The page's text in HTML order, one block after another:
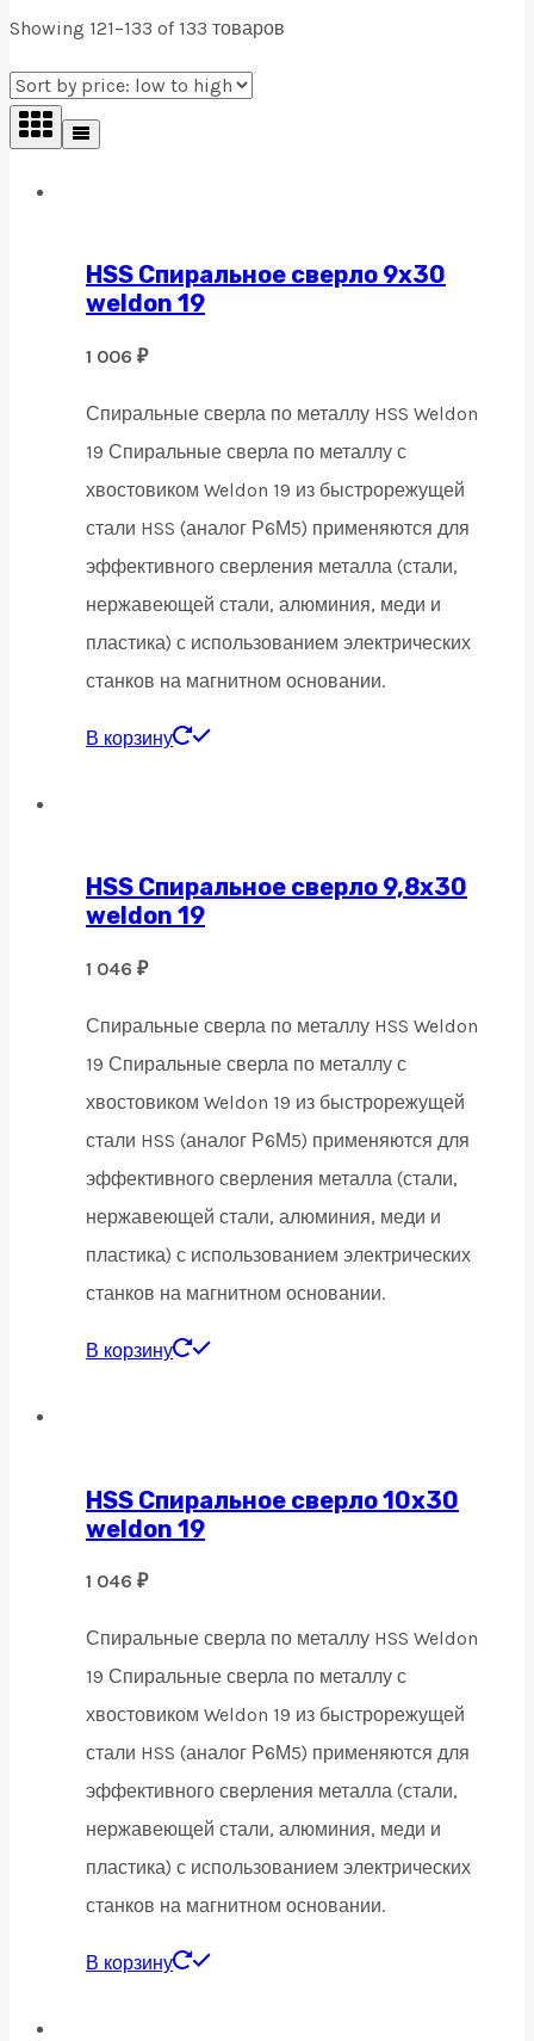
Showing 121–133 of 133 товаров
HSS Спиральное сверло 9х30
weldon 19
1 006 ₽
Спиральные сверла по металлу HSS Weldon
19 Спиральные сверла по металлу с
хвостовиком Weldon 19 из быстрорежущей
стали HSS (аналог Р6М5) применяются для
эффективного сверления металла (стали,
нержавеющей стали, алюминия, меди и
пластика) с использованием электрических
станков на магнитном основании.
В корзину
HSS Спиральное сверло 9,8х30
weldon 19
1 046 ₽
Спиральные сверла по металлу HSS Weldon
19 Спиральные сверла по металлу с
хвостовиком Weldon 19 из быстрорежущей
стали HSS (аналог Р6М5) применяются для
эффективного сверления металла (стали,
нержавеющей стали, алюминия, меди и
пластика) с использованием электрических
станков на магнитном основании.
В корзину
HSS Спиральное сверло 10х30
weldon 19
1 046 ₽
Спиральные сверла по металлу HSS Weldon
19 Спиральные сверла по металлу с
хвостовиком Weldon 19 из быстрорежущей
стали HSS (аналог Р6М5) применяются для
эффективного сверления металла (стали,
нержавеющей стали, алюминия, меди и
пластика) с использованием электрических
станков на магнитном основании.
В корзину